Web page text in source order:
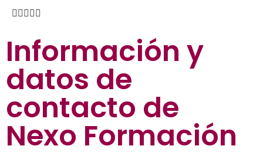

Información y
datos de
contacto de
Nexo Formación